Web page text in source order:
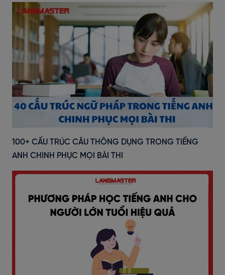
100+ CẤU TRÚC CÂU THÔNG DỤNG TRONG TIẾNG
ANH CHINH PHỤC MỌI BÀI THI